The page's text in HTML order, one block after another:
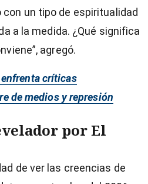
un tipo de espiritualidad
a la medida. ¿Qué significa
agregó.
críticas
de medios y represión
por El
de ver las creencias de